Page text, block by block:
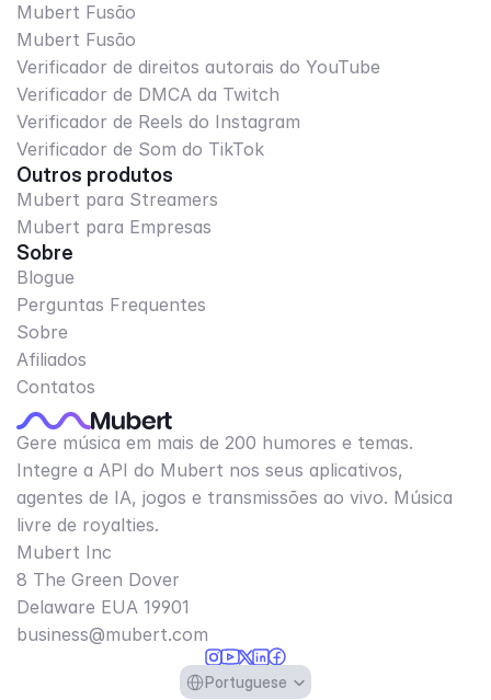
Mubert Fusão
Mubert Fusão
Verificador de direitos autorais do YouTube
Verificador de DMCA da Twitch
Verificador de Reels do Instagram
Verificador de Som do TikTok
Outros produtos
Mubert para Streamers
Mubert para Empresas
Sobre
Blogue
Perguntas Frequentes
Sobre
Afiliados
Contatos
Gere música em mais de 200 humores e temas.
Integre a API do Mubert nos seus aplicativos,
agentes de IA, jogos e transmissões ao vivo. Música
livre de royalties.
Mubert Inc
8 The Green Dover
Delaware EUA 19901​
business@mubert.com
Select Language
Portuguese